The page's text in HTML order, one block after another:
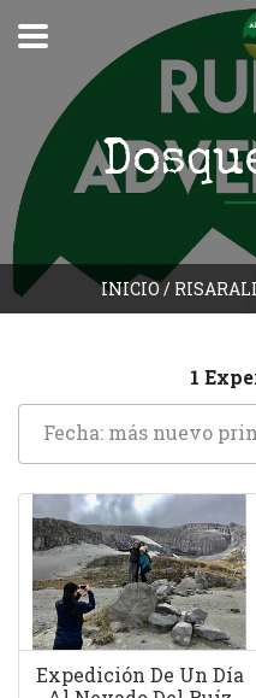
INICIO/
1
Fecha: más nuevo
Expedición De Un Día